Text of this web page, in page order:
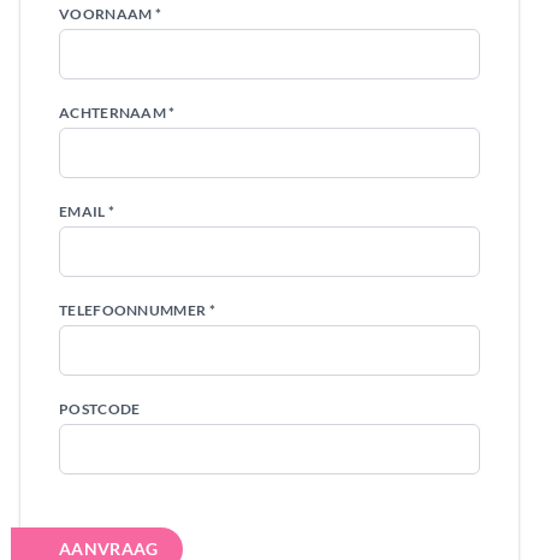
VOORNAAM *
ACHTERNAAM *
EMAIL *
TELEFOONNUMMER *
POSTCODE
AANVRAAG